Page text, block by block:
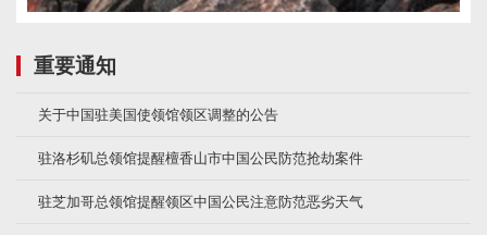
重要通知
关于中国驻美国使领馆领区调整的公告
驻洛杉矶总领馆提醒檀香山市中国公民防范抢劫案件
驻芝加哥总领馆提醒领区中国公民注意防范恶劣天气